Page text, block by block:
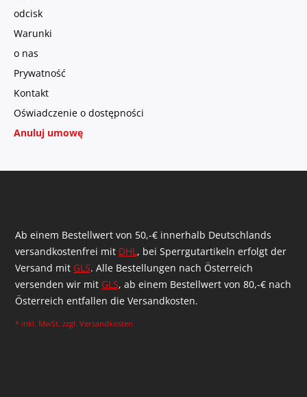
odcisk
Warunki
o nas
Prywatność
Kontakt
Oświadczenie o dostępności
Anuluj umowę
Ab einem Bestellwert von 50,-€ innerhalb Deutschlands
versandkostenfrei mit DHL, bei Sperrgutartikeln erfolgt der
Versand mit GLS. Alle Bestellungen nach Österreich
versenden wir mit GLS, ab einem Bestellwert von 80,-€ nach
Österreich entfallen die Versandkosten.
* inkl. MwSt. zzgl. Versandkosten